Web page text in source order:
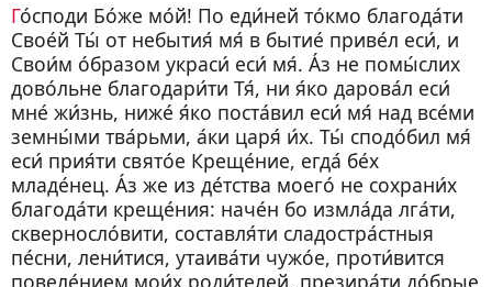
Го́споди Бо́же мо́й! По еди́ней то́кмо благода́ти
Свое́й Ты́ от небытия́ мя́ в бытие́ приве́л еси́, и
Свои́м о́бразом украси́ еси́ мя́. А́з не помы́слих
дово́льне благодари́ти Тя́, ни я́ко дарова́л еси́
мне́ жи́знь, ниже́ я́ко поста́вил еси́ мя́ над все́ми
земны́ми тва́рьми, а́ки царя́ и́х. Ты́ сподо́бил мя́
еси́ прия́ти свято́е Креще́ние, егда́ бе́х
младе́нец. А́з же из де́тства моего́ не сохрани́х
благода́ти креще́ния: наче́н бо измла́да лга́ти,
скверносло́вити, составля́ти сладостра́стныя
пе́сни, лени́тися, утаива́ти чужо́е, проти́вится
повеле́нием мои́х роди́телей, презира́ти до́брые